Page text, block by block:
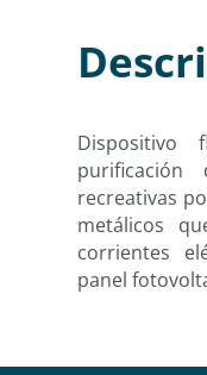
Dispositivo
recreativas
metálicos
corrientes
panel